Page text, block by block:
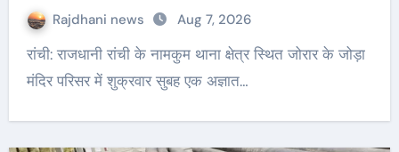
Rajdhani news Aug 7, 2026
रांची: राजधानी रांची के नामकुम थाना क्षेत्र स्थित जोरार के जोड़ा
मंदिर परिसर में शुक्रवार सुबह एक अज्ञात…